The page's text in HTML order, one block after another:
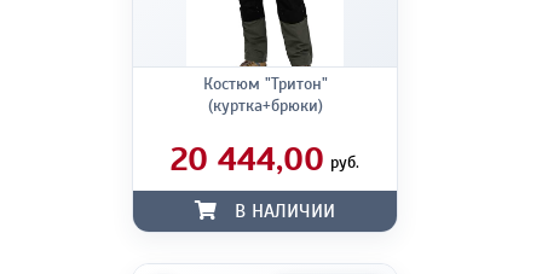
Костюм "Тритон"
(куртка+брюки)
20 444,00 руб.
В НАЛИЧИИ